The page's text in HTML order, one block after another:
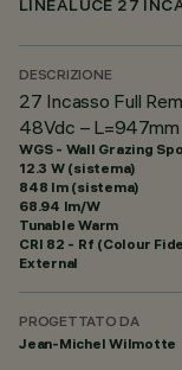
LINEALUCE 27
DESCRIZIONE
27 Incasso Full
48Vdc – L=947mm
WGS - Wall Grazing
12.3 W (sistema)
848 lm (sistema)
68.94 lm/W
Tunable Warm
CRI 82 - Rf (Colour
External
PROGETTATO DA
Jean-Michel Wilmotte